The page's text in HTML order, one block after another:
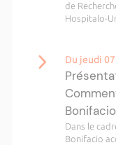
de
Hospitalo-
Du jeudi
Bonifacio
Dans le
Bonifacio